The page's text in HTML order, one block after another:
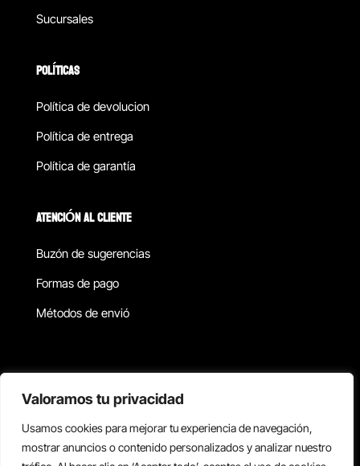
Valoramos tu privacidad
Usamos cookies para mejorar tu experiencia de navegación,
mostrar anuncios o contenido personalizados y analizar nuestro
Sucursales
POLÍTICAS
Política de devolucion
Política de entrega
Política de garantía
ATENCIÓN AL CLIENTE
Buzón de sugerencias
Formas de pago
Métodos de envió
Copyright © 2026 Reisix. Todos los derechos reservados.